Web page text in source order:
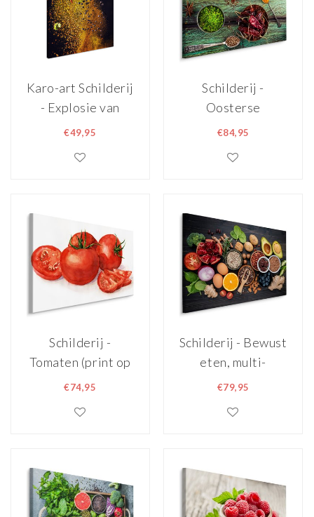
Karo-art Schilderij
- Explosie van
Kruiden, Premium
klaar om op te
€49,95
Schilderij -
Oosterse
specerijen, multi-
wanddecoratie
€84,95
Schilderij -
Tomaten (print op
canvas), rood/wit,
print
€74,95
Schilderij - Bewust
eten, multi-
gekleurd, premium
€79,95